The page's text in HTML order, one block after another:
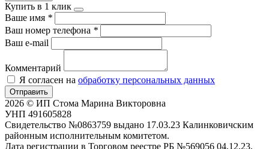
Купить в 1 клик
Ваше имя *
Ваш номер телефона *
Ваш e-mail
Комментарий
Я согласен на обработку персональных данных
Отправить
2026 © ИП Стома Марина Викторовна
УНП 491605828
Свидетельство №0863759 выдано 17.03.23 Калинковичским
районным исполнительным комитетом.
Дата регистрации в Торговом реестре РБ №569056 04.12.23,